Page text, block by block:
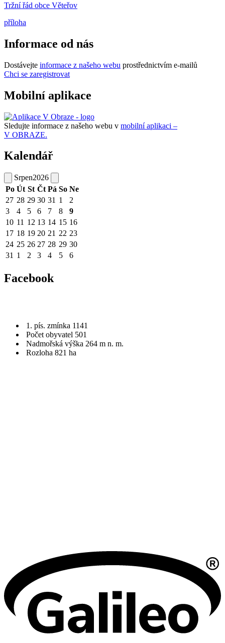
Tržní řád obce Věteřov
příloha
Informace od nás
Dostávejte informace z našeho webu prostřednictvím e-mailů
Chci se zaregistrovat
Mobilní aplikace
Sledujte informace z našeho webu v mobilní aplikaci –
V OBRAZE.
Kalendář
Srpen2026
Po Út St Čt Pá So Ne
27 28 29 30 31 1
2
3
4 5 6 7 8
9
10 11 12 13 14 15 16
17 18 19 20 21 22 23
24 25 26 27 28 29 30
31 1 2 3 4 5 6
Facebook
1. pís. zmínka 1141
Počet obyvatel 501
Nadmořská výška 264 m n. m.
Rozloha 821 ha